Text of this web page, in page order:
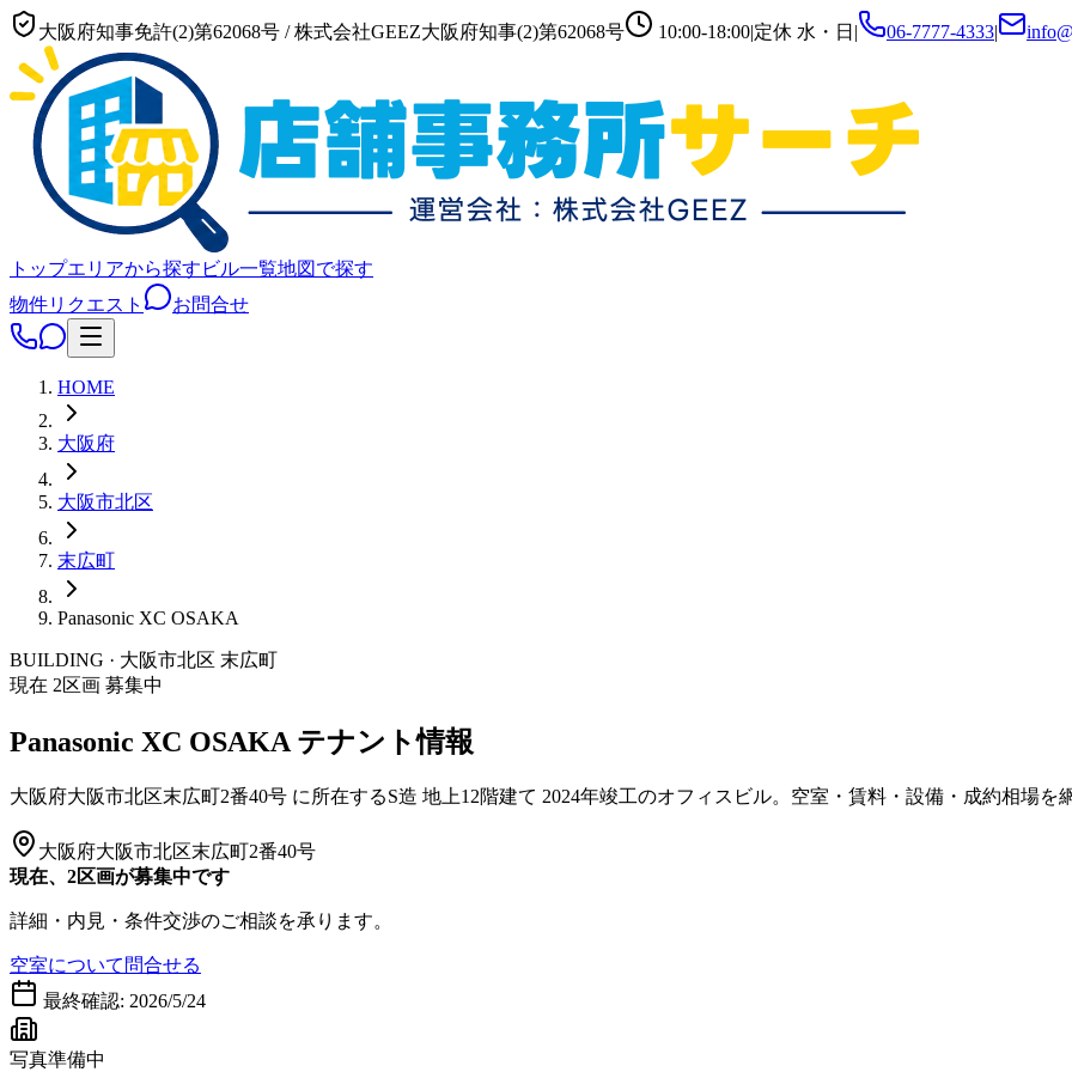
大阪府知事免許(2)第62068号 /株式会社GEEZ大阪府知事(2)第62068号 10:00-18:00|定休 水・日 | 06-7777-4333|
トップエリアから探す ビル一覧地図で探す
物件リクエスト
お問合せ
HOME
大阪府
大阪市北区
末広町
Panasonic XC OSAKA
BUILDING · 大阪市北区 末広町
現在 2区画 募集中
Panasonic XC OSAKA テナント情報
大阪府大阪市北区末広町2番40号 に所在するS造 地上12階建て 2024年竣工のオフィスビル。空室・賃料・設備・成約相場を
大阪府大阪市北区末広町2番40号
現在、2区画が募集中です
詳細・内見・条件交渉のご相談を承ります。
空室について問合せる
最終確認: 2026/5/24
写真準備中